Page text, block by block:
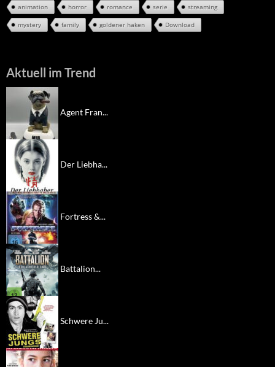
animation horror romance serie streaming
mystery family goldener haken Download
Aktuell im Trend
Agent Fran...
Der Liebha...
Fortress &...
Battalion...
Schwere Ju...